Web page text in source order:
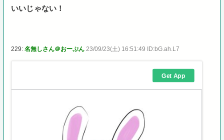
いいじゃない！
229:名無しさん＠おーぷん 23/09/23(土) 16:51:49 ID:bG.ah.L7